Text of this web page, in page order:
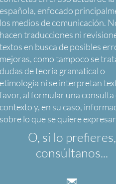
O, si lo prefieres,
consúltanos...